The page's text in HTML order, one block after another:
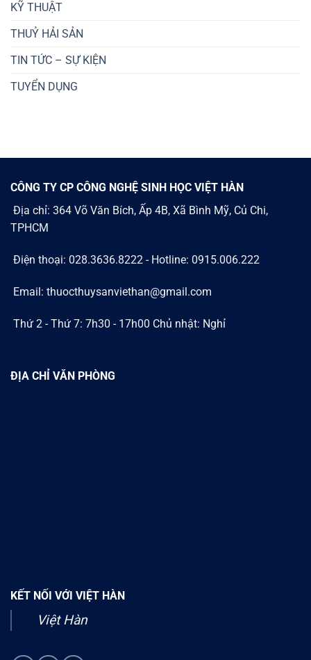
KỸ THUẬT
THUỶ HẢI SẢN
TIN TỨC – SỰ KIỆN
TUYỂN DỤNG
CÔNG TY CP CÔNG NGHỆ SINH HỌC VIỆT HÀN
Địa chỉ: 364 Võ Văn Bích, Ấp 4B, Xã Bình Mỹ, Củ Chi,
TPHCM
Điện thoại: 028.3636.8222 - Hotline: 0915.006.222
Email: thuocthuysanviethan@gmail.com
Thứ 2 - Thứ 7: 7h30 - 17h00 Chủ nhật: Nghỉ
ĐỊA CHỈ VĂN PHÒNG
KẾT NỐI VỚI VIỆT HÀN
Việt Hàn